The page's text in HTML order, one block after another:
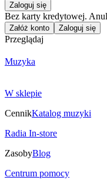
Zaloguj się
Bez karty kredytowej.
Załóż konto Zaloguj się
Przeglądaj
Muzyka
W sklepie
CennikKatalog muzyki
Radia In-store
ZasobyBlog
Centrum pomocy